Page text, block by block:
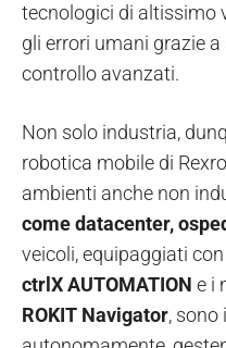
tecnologici di altissimo
gli errori umani grazie
controllo avanzati.
Non solo industria,
robotica mobile di
ambienti anche non
come datacenter,
veicoli, equipaggiati
ctrlX AUTOMATION e i
ROKIT Navigator, sono